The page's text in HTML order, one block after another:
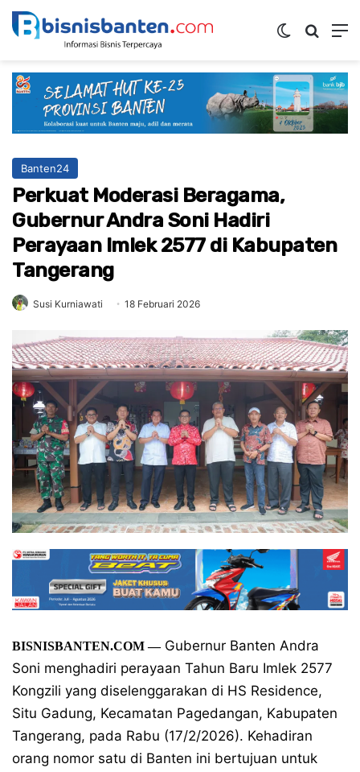
Switch skin
Banten24
Perkuat Moderasi Beragama,
Gubernur Andra Soni Hadiri
Perayaan Imlek 2577 di Kabupaten
Tangerang
Susi Kurniawati 18 Februari 2026
BISNISBANTEN.COM—Gubernur Banten Andra
Soni menghadiri perayaan Tahun Baru Imlek 2577
Kongzili yang diselenggarakan di HS Residence,
Situ Gadung, Kecamatan Pagedangan, Kabupaten
Tangerang, pada Rabu (17/2/2026). Kehadiran
orang nomor satu di Banten ini bertujuan untuk